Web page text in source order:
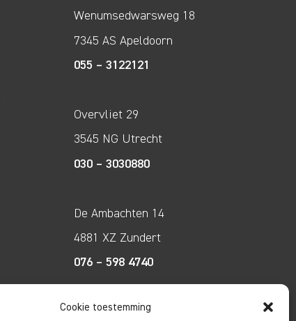
Cookie toestemming
Wenumsedwarsweg 18
7345 AS Apeldoorn
055 – 3122121
Overvliet 29
3545 NG Utrecht
030 – 3030880
De Ambachten 14
4881 XZ Zundert
076 – 598 4740
Tecco Techniek